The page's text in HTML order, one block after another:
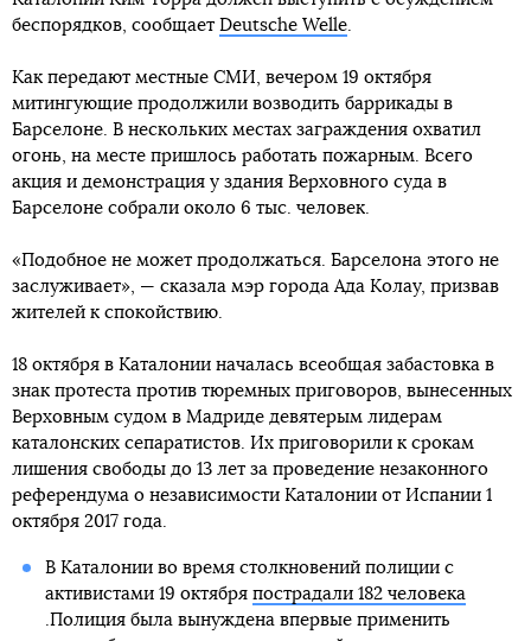
беспорядков, сообщает Deutsche Welle
Как передают местные СМИ, вечером 19 октября
митингующие продолжили возводить баррикады в
Барселоне. В нескольких местах заграждения охватил
огонь, на месте пришлось работать пожарным. Всего
акция и демонстрация у здания Верховного суда в
Барселоне собрали около 6 тыс. человек.
«Подобное не может продолжаться. Барселона этого не
заслуживает», — сказала мэр города Ада Колау, призвав
жителей к спокойствию.
18 октября в Каталонии началась всеобщая забастовка в
знак протеста против тюремных приговоров, вынесенных
Верховным судом в Мадриде девятерым лидерам
каталонских сепаратистов. Их приговорили к срокам
лишения свободы до 13 лет за проведение незаконного
референдума о независимости Каталонии от Испании 1
октября 2017 года.
В Каталонии во время столкновений полиции с
активистами 19 октября пострадали 182 человека
.Полиция была вынуждена впервые применить